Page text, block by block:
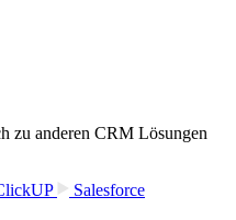
zu anderen CRM Lösungen
Salesforce